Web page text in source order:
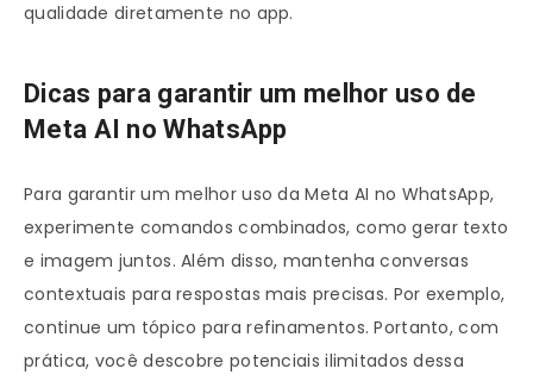
qualidade diretamente no app.
Dicas para garantir um melhor uso de
Meta AI no WhatsApp
Para garantir um melhor uso da Meta AI no WhatsApp,
experimente comandos combinados, como gerar texto
e imagem juntos. Além disso, mantenha conversas
contextuais para respostas mais precisas. Por exemplo,
continue um tópico para refinamentos. Portanto, com
prática, você descobre potenciais ilimitados dessa